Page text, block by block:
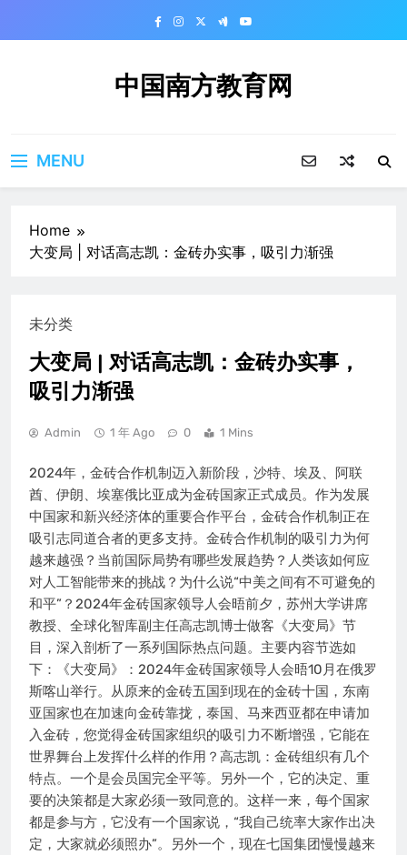
中国南方教育网
MENU
Home
大变局 | 对话高志凯：金砖办实事，吸引力渐强
未分类
大变局 | 对话高志凯：金砖办实事，
吸引力渐强
Admin 1 年 Ago 0 1 Mins
2024年，金砖合作机制迈入新阶段，沙特、埃及、阿联
酋、伊朗、埃塞俄比亚成为金砖国家正式成员。作为发展
中国家和新兴经济体的重要合作平台，金砖合作机制正在
吸引志同道合者的更多支持。金砖合作机制的吸引力为何
越来越强？当前国际局势有哪些发展趋势？人类该如何应
对人工智能带来的挑战？为什么说“中美之间有不可避免的
和平”？2024年金砖国家领导人会晤前夕，苏州大学讲席
教授、全球化智库副主任高志凯博士做客《大变局》节
目，深入剖析了一系列国际热点问题。主要内容节选如
下：《大变局》：2024年金砖国家领导人会晤10月在俄罗
斯喀山举行。从原来的金砖五国到现在的金砖十国，东南
亚国家也在加速向金砖靠拢，泰国、马来西亚都在申请加
入金砖，您觉得金砖国家组织的吸引力不断增强，它能在
世界舞台上发挥什么样的作用？高志凯：金砖组织有几个
特点。一个是会员国完全平等。另外一个，它的决定、重
要的决策都是大家必须一致同意的。这样一来，每个国家
都是参与方，它没有一个国家说，“我自己统率大家作出决
定，大家就必须照办”。另外一个，现在七国集团慢慢越来